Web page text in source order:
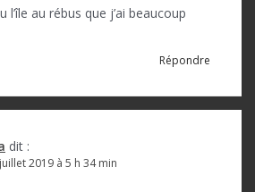
l’île au rébus que j’ai beaucoup
Répondre
dit :
2019 à 5 h 34 min